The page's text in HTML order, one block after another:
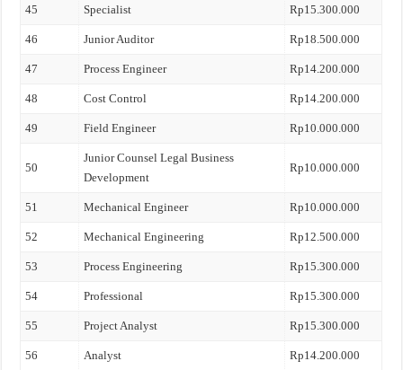
45 Specialist Rp15.300.000
46 Junior Auditor Rp18.500.000
47 Process Engineer Rp14.200.000
48 Cost Control Rp14.200.000
49 Field Engineer Rp10.000.000
50
Junior Counsel Legal Business
Development
Rp10.000.000
51 Mechanical Engineer Rp10.000.000
52 Mechanical Engineering Rp12.500.000
53 Process Engineering Rp15.300.000
54 Professional Rp15.300.000
55 Project Analyst Rp15.300.000
56 Analyst Rp14.200.000